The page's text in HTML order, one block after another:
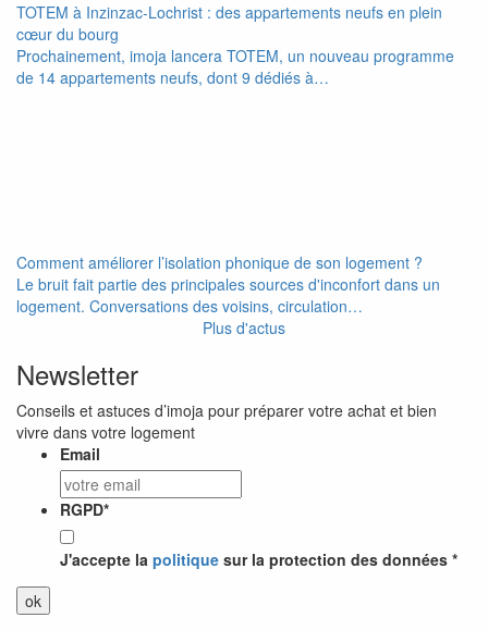
TOTEM à Inzinzac-Lochrist : des appartements neufs en plein
cœur du bourg
Prochainement, imoja lancera TOTEM, un nouveau programme
de 14 appartements neufs, dont 9 dédiés à…
Comment améliorer l’isolation phonique de son logement ?
Le bruit fait partie des principales sources d'inconfort dans un
logement. Conversations des voisins, circulation…
Plus d'actus
Newsletter
Conseils et astuces d’imoja pour préparer votre achat et bien
vivre dans votre logement
Email
RGPD*
J'accepte la politique sur la protection des données *